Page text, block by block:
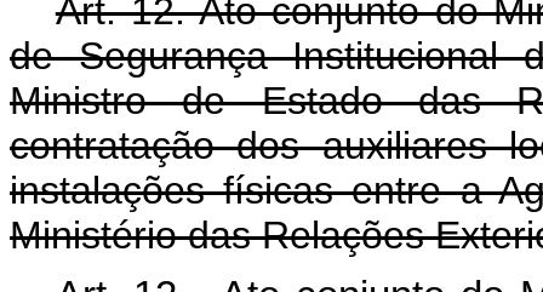
Art. 12. Ato conjunto do
de Segurança Institucional
Ministro de Estado das
contratação dos auxiliares
instalações físicas entre a
Ministério das Relações